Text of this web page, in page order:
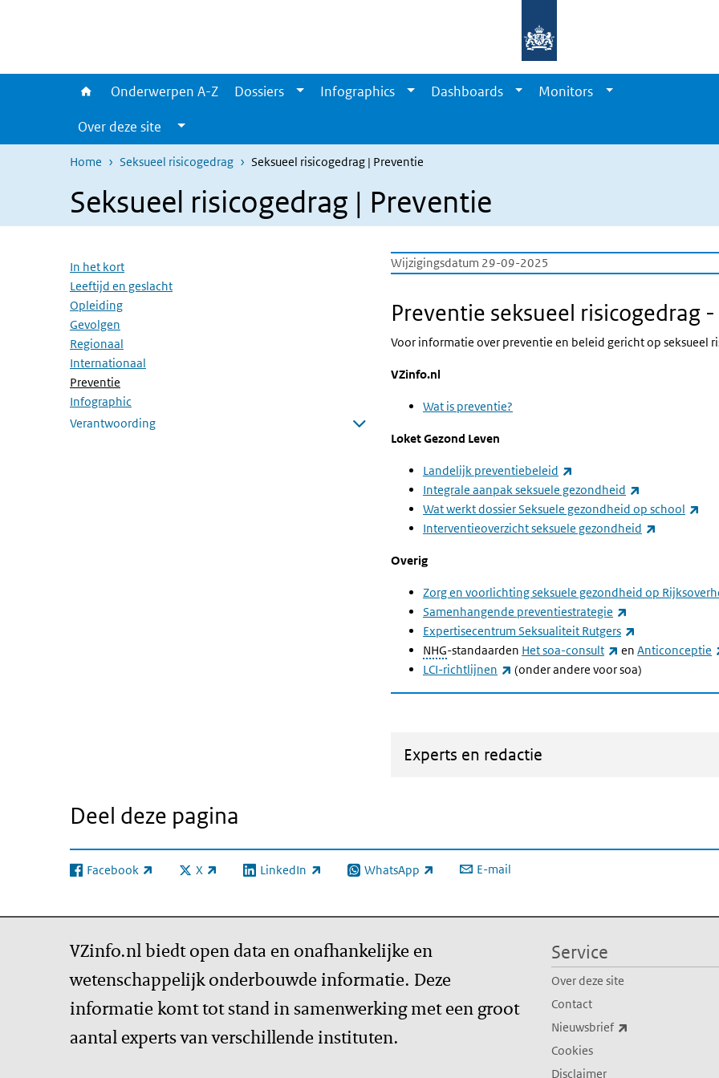
Onderwerpen A-Z Dossiers Infographics Dashboards
Monitors
Over deze site
Home Seksueel risicogedrag Seksueel risicogedrag | Preventie
Seksueel risicogedrag | Preventie
Overslaan menu
In het kort
Leeftijd en geslacht
Opleiding
Gevolgen
Regionaal
Internationaal
Preventie
Infographic
Verantwoording
Wijzigingsdatum 29-09-2025
Preventie seksueel risicogedrag
Voor informatie over preventie en beleid gericht op seksueel
VZinfo.nl
Wat is preventie?
Loket Gezond Leven
Landelijk preventiebeleid
Integrale aanpak seksuele gezondheid
Wat werkt dossier Seksuele gezondheid op school
Interventieoverzicht seksuele gezondheid
Overig
Zorg en voorlichting seksuele gezondheid op
Samenhangende preventiestrategie
Expertisecentrum Seksualiteit Rutgers
NHG-standaarden Het soa-consult (externe link)
enAnticonceptie
LCI-richtlijnen (externe link)
(onder andere voor soa)
Experts en redactie
Deel deze pagina
Facebook
(externe link) X
(externe link) LinkedIn
(externe link) WhatsApp
(externe link) E-mail
VZinfo.nl biedt open data en onafhankelijke en
wetenschappelijk onderbouwde informatie. Deze
informatie komt tot stand in samenwerking met een groot
aantal experts van verschillende instituten.
Service
Over deze site
Contact
Nieuwsbrief
Cookies
Disclaimer